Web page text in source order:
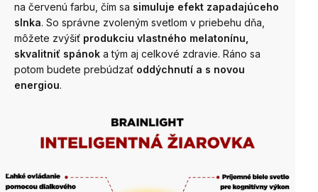
na červenú farbu, čím sa simuluje efekt zapadajúceho
slnka. So správne zvoleným svetlom v priebehu dňa,
môžete zvýšiť produkciu vlastného melatonínu,
skvalitniť spánok a tým aj celkové zdravie. Ráno sa
potom budete prebúdzať oddýchnutí a s novou
energiou.